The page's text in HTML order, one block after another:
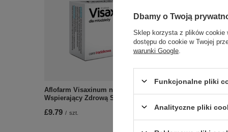
Aflofarm Visaxinum na Cerę Trądzikową
Wspierający Zdrową Skórę 30 Tabletek
£9.79 / szt.
Dbamy o Twoją
Sklep korzysta z plików cookie
dostępu do cookie w Twojej
warunki Google
Funkcjonalne pliki
Analityczne pliki